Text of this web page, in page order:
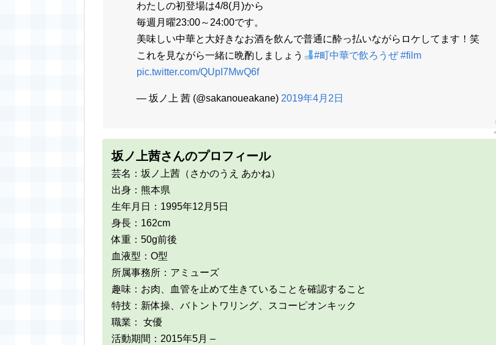
わたしの初登場は4/8(月)から
毎週月曜23:00～24:00です。
美味しい中華と大好きなお酒を飲んで普通に酔っ払いながらロケしてます！笑
これを見ながら一緒に晩酌しましょう
#町中華で飲ろうぜ #film
pic.twitter.com/QUpI7MwQ6f
— 坂ノ上 茜 (@sakanoueakane) 2019年4月2日
坂ノ上茜さんのプロフィール
芸名：坂ノ上茜（さかのうえ あかね）
出身：熊本県
生年月日：1995年12月5日
身長：162cm
体重：50g前後
血液型：O型
所属事務所：アミューズ
趣味：お肉、血管を止めて生きていることを確認すること
特技：新体操、バトントワリング、スコーピオンキック
職業： 女優
活動期間：2015年5月 –